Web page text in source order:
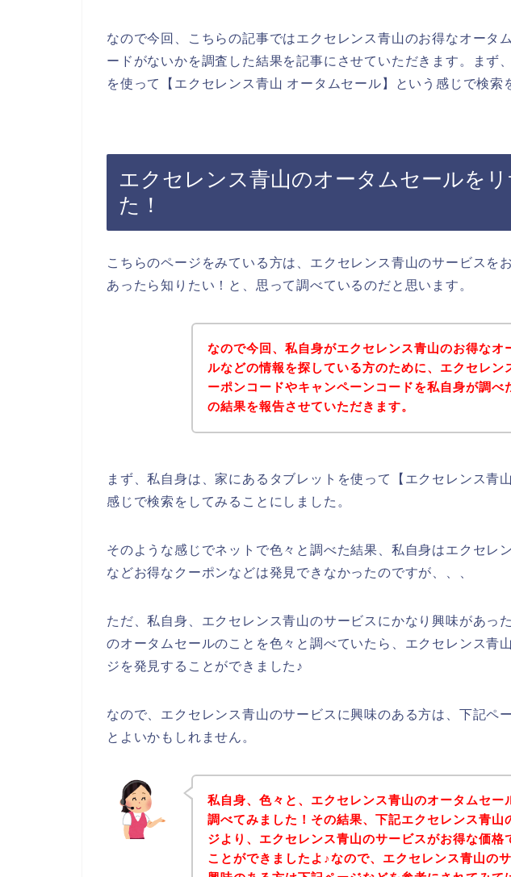
なので今回、こちらの記事ではエクセレンス青山のお得なオータ
ードがないかを調査した結果を記事にさせていただきます。まず
を使って【エクセレンス青山 オータムセール】という感じで検索
エクセレンス青山のオータムセールを
た！
こちらのページをみている方は、エクセレンス青山のサービスを
あったら知りたい！と、思って調べているのだと思います。
なので今回、私自身がエクセレンス青山のお得なオ
ルなどの情報を探している方のために、エクセレン
ーポンコードやキャンペーンコードを私自身が調べ
の結果を報告させていただきます。
まず、私自身は、家にあるタブレットを使って【エクセレンス青
感じで検索をしてみることにしました。
そのような感じでネットで色々と調べた結果、私自身はエクセレ
などお得なクーポンなどは発見できなかったのですが、、、
ただ、私自身、エクセレンス青山のサービスにかなり興味があっ
のオータムセールのことを色々と調べていたら、エクセレンス青
ジを発見することができました♪
なので、エクセレンス青山のサービスに興味のある方は、下記ペ
とよいかもしれません。
私自身、色々と、エクセレンス青山のオータムセー
調べてみました！その結果、下記エクセレンス青山
ジより、エクセレンス青山のサービスがお得な価格
ことができましたよ♪なので、エクセレンス青山の